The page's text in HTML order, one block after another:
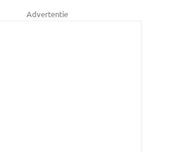
Advertentie